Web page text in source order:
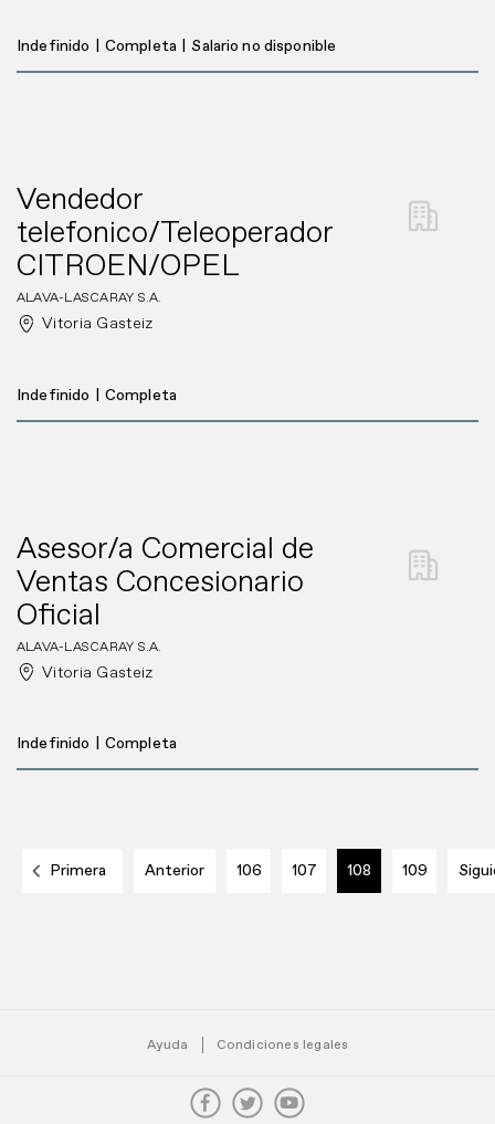
Indefinido Completa Salario no disponible
Vendedor
telefonico/Teleoperador
CITROEN/OPEL
ALAVA-LASCARAY S.A.
Vitoria Gasteiz
Indefinido Completa
Asesor/a Comercial de
Ventas Concesionario
Oficial
ALAVA-LASCARAY S.A.
Vitoria Gasteiz
Indefinido Completa
Primera Anterior 106 107 108 109
Ayuda Condiciones legales